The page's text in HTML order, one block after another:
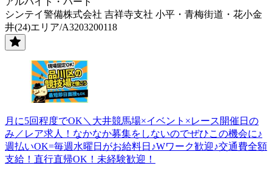
シンテイ警備株式会社 吉祥寺支社 小平・青梅街道・花小金
井(24)エリア/A3203200118
月に5回程度でOK＼大井競馬場×イベント×レース開催日の
み／レア求人！なかなか募集をしないのでぜひこの機会に♪
週払いOK=毎週水曜日がお給料日♪Wワーク歓迎♪交通費全額
支給！直行直帰OK！未経験歓迎！